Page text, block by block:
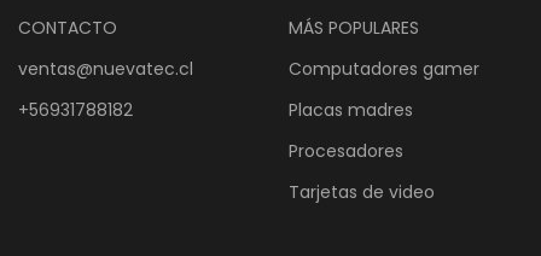
CONTACTO
ventas@nuevatec.cl
+56931788182
MÁS POPULARES
Computadores gamer
Placas madres
Procesadores
Tarjetas de video